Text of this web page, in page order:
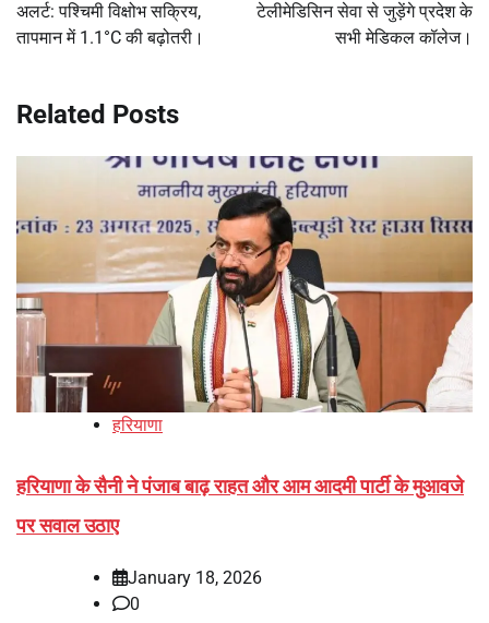
अलर्ट: पश्चिमी विक्षोभ सक्रिय,
तापमान में 1.1°C की बढ़ोतरी।
टेलीमेडिसिन सेवा से जुड़ेंगे प्रदेश के
सभी मेडिकल कॉलेज।
Related Posts
हरियाणा
हरियाणा के सैनी ने पंजाब बाढ़ राहत और आम आदमी पार्टी के मुआवजे
पर सवाल उठाए
January 18, 2026
0